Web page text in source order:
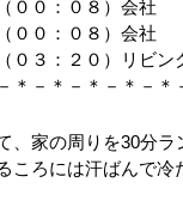
００：０８）会社
００：０８）会社
０３：２０）リビン
＊－＊－＊－＊－＊
家の周りを30分ラ
ろには汗ばんで冷